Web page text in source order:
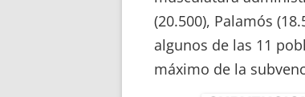
(20.500), Palamós
algunos de las 11
máximo de la